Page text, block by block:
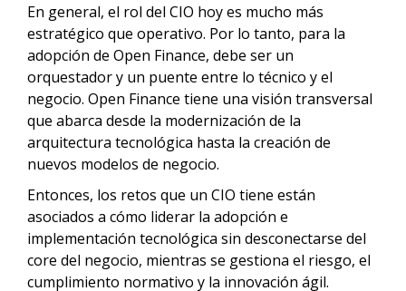
En general, el rol del CIO hoy es mucho más
estratégico que operativo. Por lo tanto, para la
adopción de Open Finance, debe ser un
orquestador y un puente entre lo técnico y el
negocio. Open Finance tiene una visión transversal
que abarca desde la modernización de la
arquitectura tecnológica hasta la creación de
nuevos modelos de negocio.
Entonces, los retos que un CIO tiene están
asociados a cómo liderar la adopción e
implementación tecnológica sin desconectarse del
core del negocio, mientras se gestiona el riesgo, el
cumplimiento normativo y la innovación ágil.